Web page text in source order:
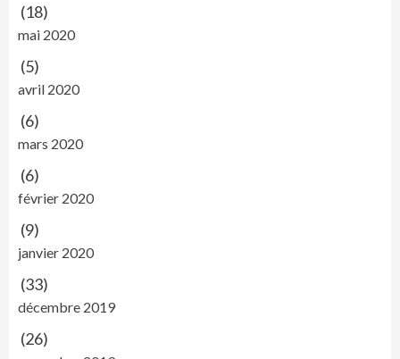
(18)
mai 2020
(5)
avril 2020
(6)
mars 2020
(6)
février 2020
(9)
janvier 2020
(33)
décembre 2019
(26)